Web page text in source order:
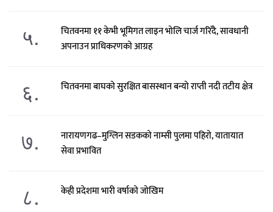
५.
चितवनमा ११ केभी भूमिगत लाइन भोलि चार्ज गरिँदै, सावधानी
अपनाउन प्राधिकरणको आग्रह
६. चितवनमा बाघको सुरक्षित बासस्थान बन्यो राप्ती नदी तटीय क्षेत्र
७.
नारायणगढ–मुग्लिन सडकको नाम्सी पुलमा पहिरो, यातायात
सेवा प्रभावित
८. केही प्रदेशमा भारी वर्षाको जोखिम